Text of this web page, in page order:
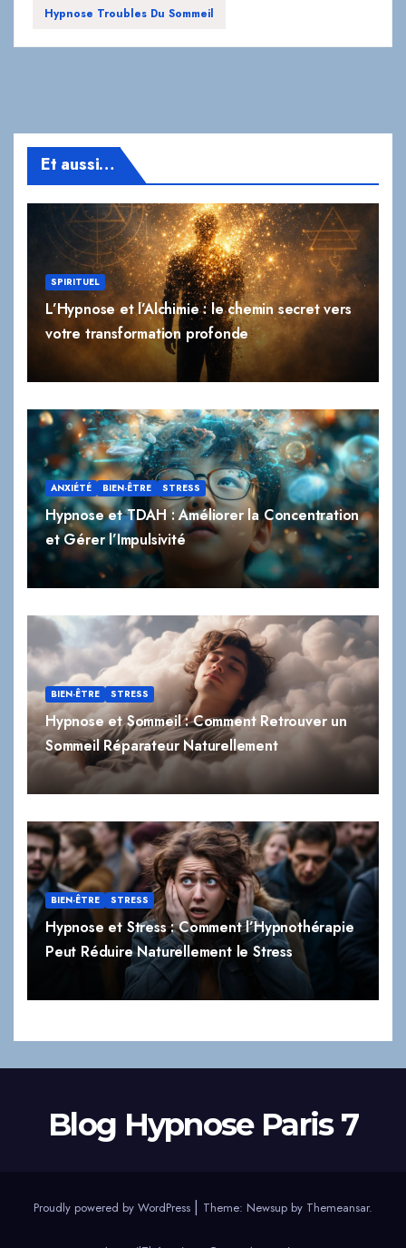
Hypnose Troubles Du Sommeil
Et aussi…
SPIRITUEL
L’Hypnose et l’Alchimie : le chemin secret vers
votre transformation profonde
ANXIÉTÉ BIEN-ÊTRE STRESS
Hypnose et TDAH : Améliorer la Concentration
et Gérer l’Impulsivité
BIEN-ÊTRE STRESS
Hypnose et Sommeil : Comment Retrouver un
Sommeil Réparateur Naturellement
BIEN-ÊTRE STRESS
Hypnose et Stress : Comment l’Hypnothérapie
Peut Réduire Naturellement le Stress
Blog Hypnose Paris 7
Proudly powered by WordPress | Theme: Newsup by Themeansar.